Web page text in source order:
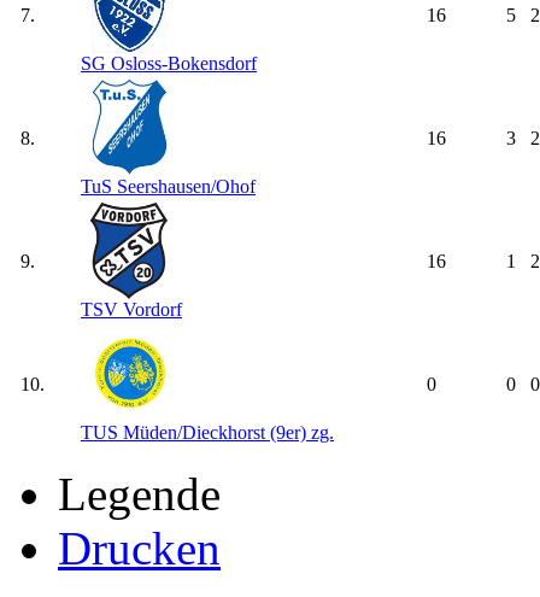
7.
SG Osloss-Bokensdorf
16 5 2
8.
TuS Seershausen/​Ohof
16 3 2
9.
TSV Vordorf
16 1 2
10.
TUS Müden/​Dieckhorst (9er) zg.
0 0 0
Legende
Drucken